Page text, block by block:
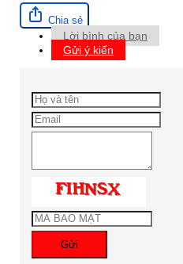
Chia sẻ
Lời bình của bạn
Gửi ý kiến
Gửi